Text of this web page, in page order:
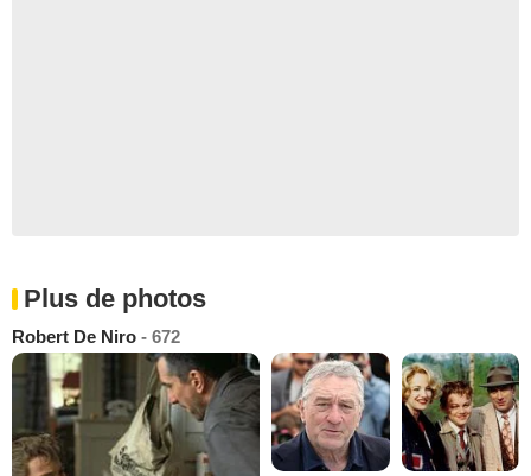
Plus de photos
Robert De Niro - 672